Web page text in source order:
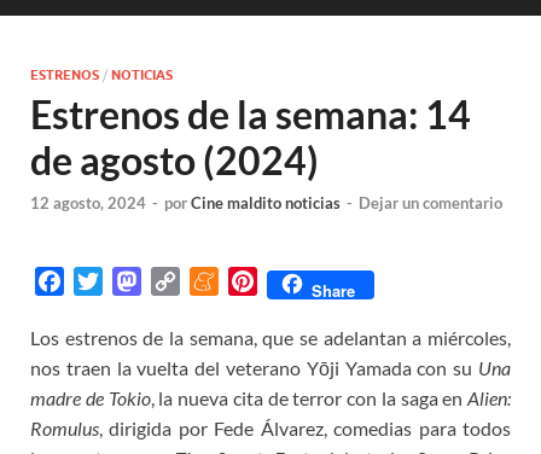
ESTRENOS / NOTICIAS
Estrenos de la semana: 14
de agosto (2024)
12 agosto, 2024 - porCine maldito noticias - Dejar un comentario
c
e
b
o
i
t
t
e
M
s
t
o
d
p
y
L
i
M
n
e
a
m
P
n
t
e
r
Share
Los estrenos de la semana, que se adelantan a miércoles,
nos traen la vuelta del veterano Yōji Yamada con su Una
madre de Tokio, la nueva cita de terror con la saga en Alien:
Romulus, dirigida por Fede Álvarez, comedias para todos